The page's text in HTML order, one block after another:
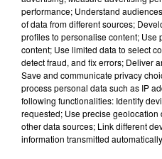
performance; Understand
of data from different sources;
profiles to personalise content; Use
content; Use limited data to select
detect fraud, and fix errors; Deliver
Save and communicate privacy
process personal data such as IP
following functionalities: Identify
requested; Use precise
other data sources; Link different
information transmitted